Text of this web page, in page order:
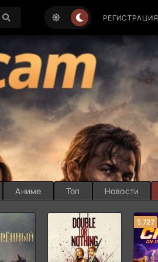
РЕГИСТРАЦИЯ
Аниме Топ Новости
5.727